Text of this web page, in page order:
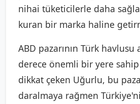
nihai tüketicilerle daha
kuran bir marka haline
ABD pazarının Türk havlusu
derece önemli bir yere
dikkat çeken Uğurlu, bu
daralmaya rağmen